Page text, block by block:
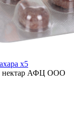
x5
нектар АФЦ ООО